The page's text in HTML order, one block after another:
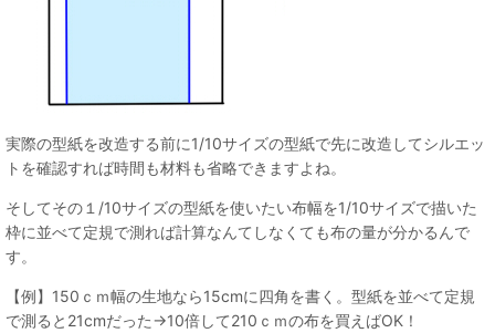
実際の型紙を改造する前に1/10サイズの型紙で先に改造してシルエッ
トを確認すれば時間も材料も省略できますよね。
そしてその１/10サイズの型紙を使いたい布幅を1/10サイズで描いた
枠に並べて定規で測れば計算なんてしなくても布の量が分かるんで
す。
【例】150ｃｍ幅の生地なら15cmに四角を書く。型紙を並べて定規
で測ると21cmだった→10倍して210ｃｍの布を買えばOK！